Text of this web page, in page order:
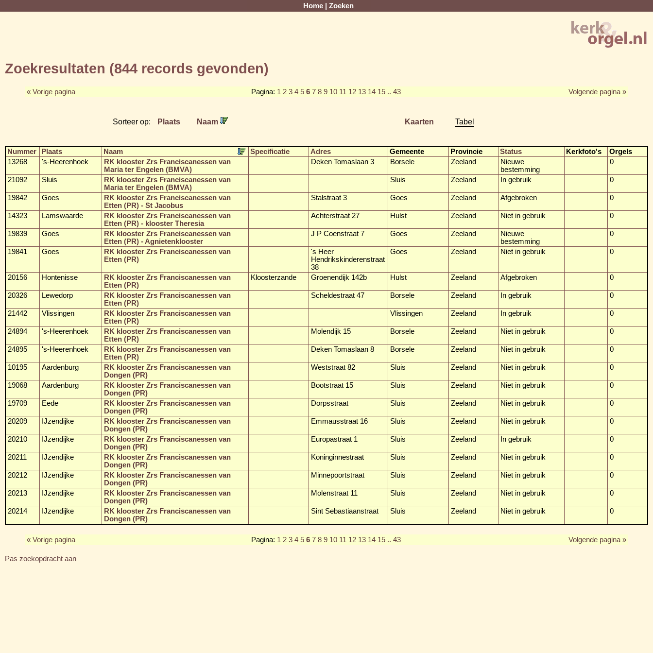
Home Zoeken
Zoekresultaten (844 records gevonden)
« Vorige pagina Pagina: 1 2 3 4 5 6 7 8 9 10 11 12 13 14 15 .. 43 Volgende pagina »
Sorteer op: Plaats Naam Kaarten Tabel
Nummer Plaats Naam Specificatie Adres Gemeente Provincie Status Kerkfoto's
Orgels
13268
's-Heerenhoek
RK klooster Zrs Franciscanessen van
Maria ter Engelen (BMVA)
Deken Tomaslaan 3 Borsele Zeeland
Nieuwe
bestemming
0
21092 Sluis
RK klooster Zrs Franciscanessen van
Maria ter Engelen (BMVA)
Sluis Zeeland In gebruik 0
19842 Goes
RK klooster Zrs Franciscanessen van
Etten (PR) - St Jacobus
Stalstraat 3 Goes Zeeland Afgebroken 0
14323 Lamswaarde
RK klooster Zrs Franciscanessen van
Etten (PR) - klooster Theresia
Achterstraat 27 Hulst Zeeland Niet in gebruik 0
19839 Goes
RK klooster Zrs Franciscanessen van
Etten (PR) - Agnietenklooster
J P Coenstraat 7 Goes Zeeland
Nieuwe
bestemming
0
19841 Goes
RK klooster Zrs Franciscanessen van
Etten (PR)
's Heer
Hendrikskinderenstraat
38
Goes Zeeland Niet in gebruik 0
20156 Hontenisse
RK klooster Zrs Franciscanessen van
Etten (PR)
Kloosterzande Groenendijk 142b Hulst Zeeland Afgebroken 0
20326 Lewedorp
RK klooster Zrs Franciscanessen van
Etten (PR)
Scheldestraat 47 Borsele Zeeland In gebruik 0
21442 Vlissingen
RK klooster Zrs Franciscanessen van
Etten (PR)
Vlissingen Zeeland In gebruik 0
24894 's-Heerenhoek
RK klooster Zrs Franciscanessen van
Etten (PR)
Molendijk 15 Borsele Zeeland Niet in gebruik 0
24895 's-Heerenhoek
RK klooster Zrs Franciscanessen van
Etten (PR)
Deken Tomaslaan 8 Borsele Zeeland Niet in gebruik 0
10195 Aardenburg
RK klooster Zrs Franciscanessen van
Dongen (PR)
Weststraat 82 Sluis Zeeland Niet in gebruik 0
19068 Aardenburg
RK klooster Zrs Franciscanessen van
Dongen (PR)
Bootstraat 15 Sluis Zeeland Niet in gebruik 0
19709 Eede
RK klooster Zrs Franciscanessen van
Dongen (PR)
Dorpsstraat Sluis Zeeland Niet in gebruik 0
20209 IJzendijke
RK klooster Zrs Franciscanessen van
Dongen (PR)
Emmausstraat 16 Sluis Zeeland Niet in gebruik 0
20210 IJzendijke
RK klooster Zrs Franciscanessen van
Dongen (PR)
Europastraat 1 Sluis Zeeland In gebruik 0
20211 IJzendijke
RK klooster Zrs Franciscanessen van
Dongen (PR)
Koninginnestraat Sluis Zeeland Niet in gebruik 0
20212 IJzendijke
RK klooster Zrs Franciscanessen van
Dongen (PR)
Minnepoortstraat Sluis Zeeland Niet in gebruik 0
20213 IJzendijke
RK klooster Zrs Franciscanessen van
Dongen (PR)
Molenstraat 11 Sluis Zeeland Niet in gebruik 0
20214 IJzendijke
RK klooster Zrs Franciscanessen van
Dongen (PR)
Sint Sebastiaanstraat Sluis Zeeland Niet in gebruik 0
« Vorige pagina Pagina: 1 2 3 4 5 6 7 8 9 10 11 12 13 14 15 .. 43 Volgende pagina »
Pas zoekopdracht aan